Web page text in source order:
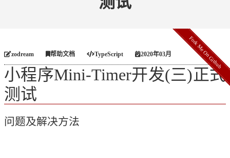
Fork Me On Github
zodream 帮助文档 TypeScript 2020年03月
小程序Mini-Timer开发(三)正式
测试
问题及解决方法